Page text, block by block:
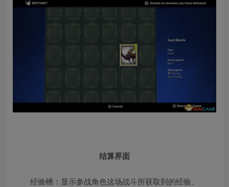
结算界面
经验槽：显示参战角色这场战斗所获取到的经验。